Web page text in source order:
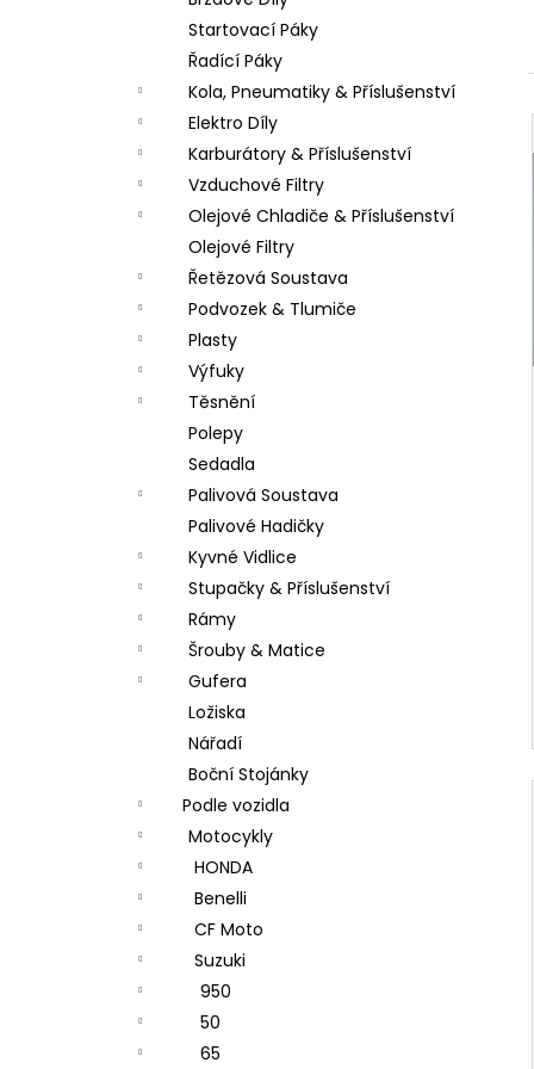
Startovací Páky
Řadící Páky
Kola, Pneumatiky & Příslušenství
Elektro Díly
Karburátory & Příslušenství
Vzduchové Filtry
Olejové Chladiče & Příslušenství
Olejové Filtry
Řetězová Soustava
Podvozek & Tlumiče
Plasty
Výfuky
Těsnění
Polepy
Sedadla
Palivová Soustava
Palivové Hadičky
Kyvné Vidlice
Stupačky & Příslušenství
Rámy
Šrouby & Matice
Gufera
Ložiska
Nářadí
Boční Stojánky
Podle vozidla
Motocykly
HONDA
Benelli
CF Moto
Suzuki
950
50
65
PITBIKE DUŠE PŘEDNÍ 14 PALCŮ
200 Kč